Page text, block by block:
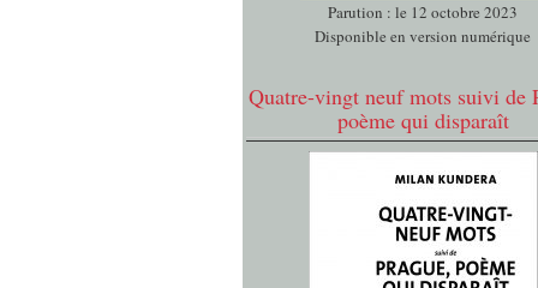
Parution : le 12 octobre 2023
Disponible en version numérique
Quatre-vingt neuf mots suivi de
poème qui disparaît